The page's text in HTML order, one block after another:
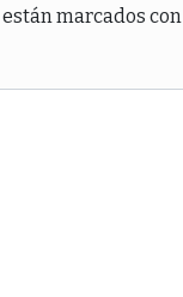
marcados con